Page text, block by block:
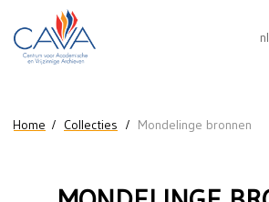
Naar de inhoud
nl
U bent hier
Home Collecties Mondelinge bronnen